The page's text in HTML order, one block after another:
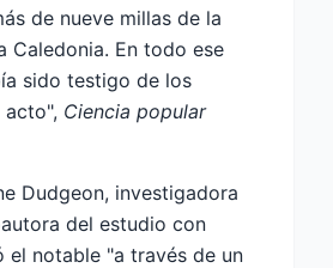
de nueve millas de la
Caledonia. En todo ese
sido testigo de los
acto", Ciencia popular
Dudgeon, investigadora
del estudio con
el notable "a través de un